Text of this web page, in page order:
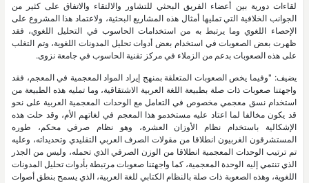
لقاءات دورية بين أعضاء الفريق البحثي للتشاور والالتقاء والاتفاق على كثير من
الجوانب الخلافية التي تمليها أمثال هذه المشاريع البحثية، ولاعتماد هذا المشروع على
الإحصاء اللغوي وما يرتبط به من استخدامات الحاسوب في التحليل اللغوي، فقد
ظهرت بعض الصعوبات في استخدام بعض أدوات تحليل المدونات اللغوية، وتم التغلب
على هذه الصعوبات بدعم من الزملاء في مركز تقنية الحاسوب في جامعة نزوى.
يضيف: "وفيما يخص الصعوبات المتعلقة بمنهج إيراد المواد المعجمية في المعجم، فقد
واجهتنا صعوبات ذات صلة بطبيعة اللغة العربية الاشتقاقية، وما تمليه هذه الطبيعة من
استخدام نسق معجمي مخصوص في التعامل مع الوحدات المعجمية العربية على نحو
قد يكون مخالفا لما اعتاد عليه مستخدمو هذا المعجم في لغاتهم الأم، وقد حلت هذه
الإشكالية باستخدام نظام الأوزان العشرة، وهو نظام صرفي محكم، طوره
المستشرقون الغربيون انطلاقا من مقولات الصرف العربي التقليدي وتحديداته، وعليه
تم ترتيب الوحدات المعجمية انطلاقا من الوزن الصرفي الذي تحمله، وليس من الجذر
الذي تنتمي إليه الوحدة المعجمية، كما واجهتنا صعوبات مرتبطة بأدوات تحليل المدونات
اللغوية، وهذه الصعوبة ذات صلة بالنظام الكتابي للغة العربية، الذي يسمح بنطق أصوات